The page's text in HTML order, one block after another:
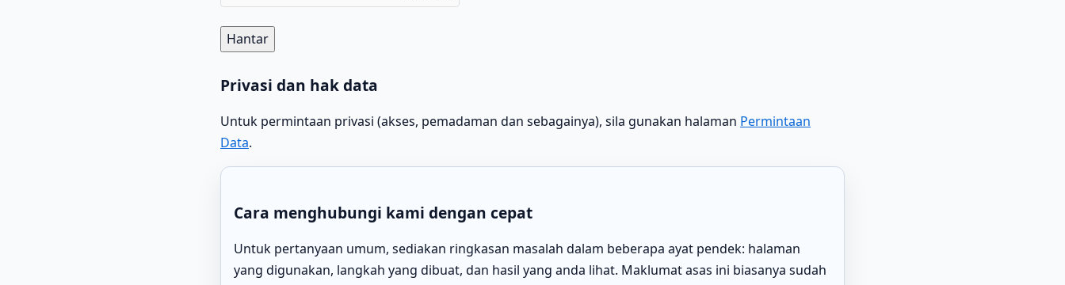
Hantar
Privasi dan hak data
Untuk permintaan privasi (akses, pemadaman dan sebagainya), sila gunakan halaman Permintaan
Data.
Cara menghubungi kami dengan cepat
Untuk pertanyaan umum, sediakan ringkasan masalah dalam beberapa ayat pendek: halaman
yang digunakan, langkah yang dibuat, dan hasil yang anda lihat. Maklumat asas ini biasanya sudah